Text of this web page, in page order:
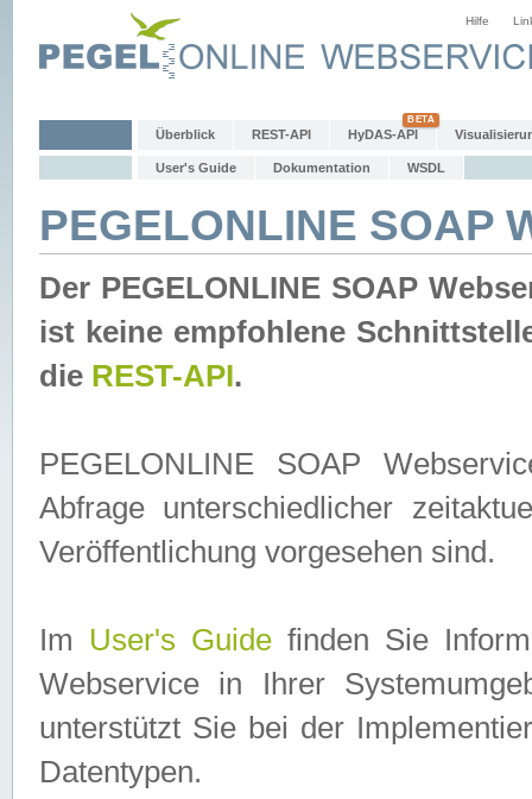
Hilfe
Überblick REST-API HyDAS-API
User's Guide Dokumentation WSDL
PEGELONLINE SOAP
Der PEGELONLINE SOAP
ist keine empfohlene
die REST-API.
PEGELONLINE SOAP
Abfrage unterschiedlicher
Veröffentlichung vorgesehen sind.
Im User's Guidefinden Sie
Webservice in Ihrer
unterstützt Sie bei der
Datentypen.